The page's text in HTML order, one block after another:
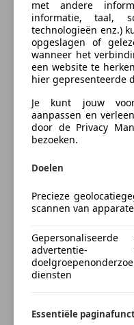
Bij een goede
een tellerrapport van
overtuigd? Of toch
laatste test? Bel ons
klaar!
Recent
Meer informatie
Algemene informatie
Prestaties
Acceleratie (0-100):8,0
Topsnelheid:140 km/u
Maten en gewichten
GVW:895 kg
Bereken uw
Nu zakelijk leasen
Verzekering
Autoverzekering
INDEPENDER
Kenteken
met andere
informatie, taal,
technologieën enz.)
opgeslagen of
wanneer het
een website te
hier gepresenteerde
Je kunt jouw
aanpassen en
door de Privacy
bezoeken.
Doelen
Precieze
scannen van
advertentie-
diensten
Essentiële